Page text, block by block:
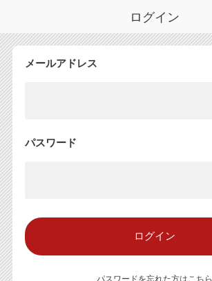
ログイン
メールアドレス
パスワード
パスワードを忘れた方はこちら